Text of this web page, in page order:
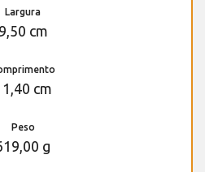
Largura
9,50 cm
cm
Peso
g